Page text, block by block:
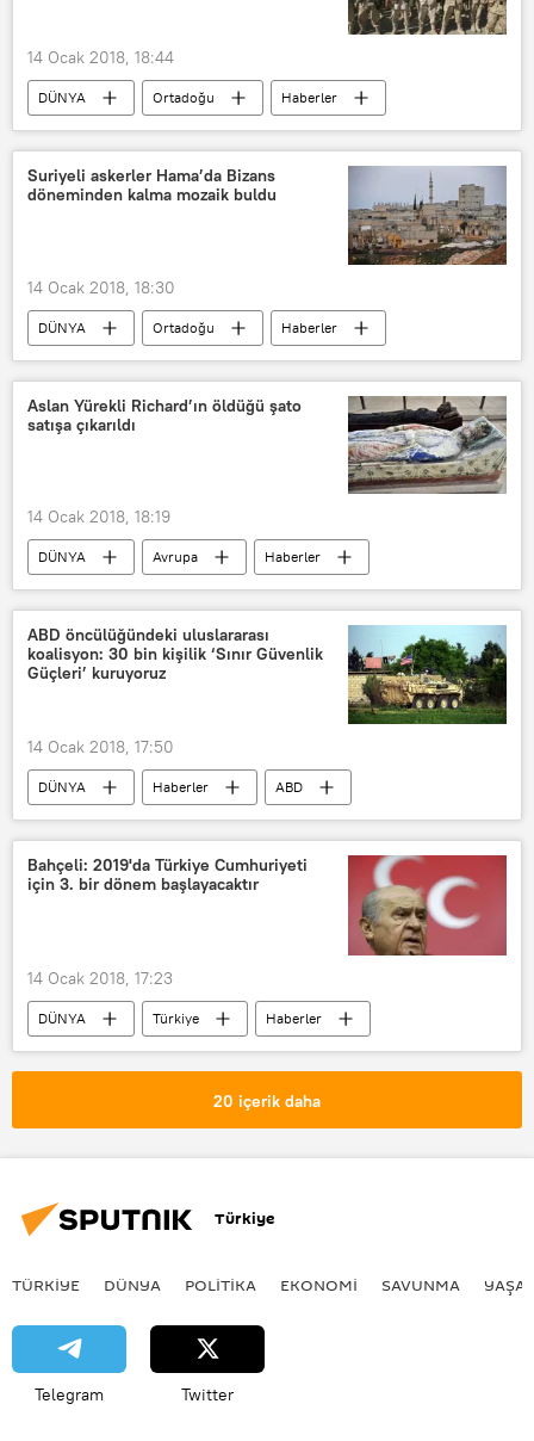
14 Ocak 2018, 18:44
DÜNYA Ortadoğu
Haberler
ABD
Birleşik Arap Emirlikleri (BAE)
Askeri tatbikat
Suriyeli askerler Hama’da Bizans
döneminden kalma mozaik buldu
14 Ocak 2018, 18:30
DÜNYA Ortadoğu
Haberler
Suriye
Hama
Suriye Ordusu
Mozaik
Aslan Yürekli Richard’ın öldüğü şato
satışa çıkarıldı
14 Ocak 2018, 18:19
DÜNYA Avrupa
Haberler
Fransa
Haute-Vienne
Aslan Yürekli Richard
Şato
ABD öncülüğündeki uluslararası
koalisyon: 30 bin kişilik ‘Sınır Güvenlik
Güçleri’ kuruyoruz
14 Ocak 2018, 17:50
DÜNYA Haberler
ABD
Thomas Veale
YPG
Sınır Güvenlik Gücü
Bahçeli: 2019'da Türkiye Cumhuriyeti
için 3. bir dönem başlayacaktır
14 Ocak 2018, 17:23
DÜNYA Türkiye
Haberler
POLİTİKA
Osmaniye
üçüncü dönem
20 içerik daha
Türkiye
TÜRKIYE DÜNYA POLİTİKA EKONOMİ SAVUNMA
Telegram Twitter